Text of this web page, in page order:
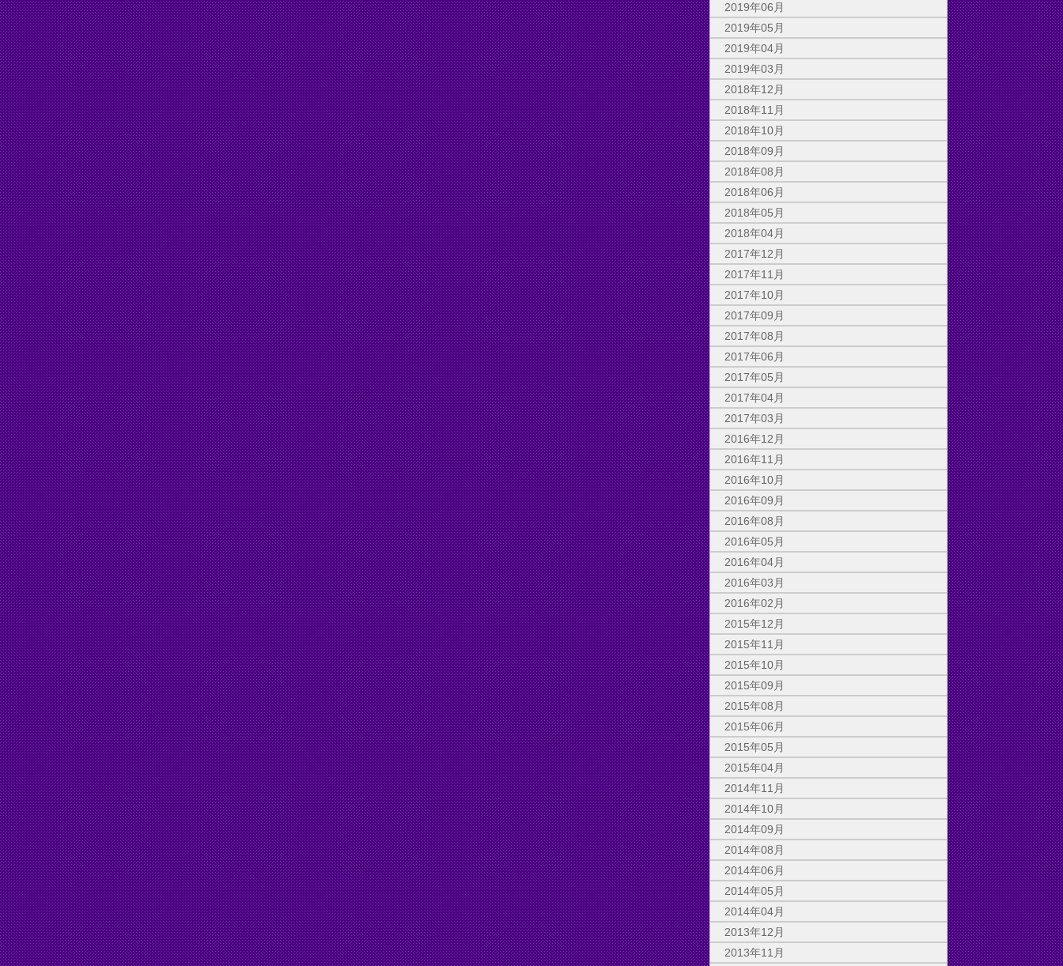
2019年06月
2019年05月
2019年04月
2019年03月
2018年12月
2018年11月
2018年10月
2018年09月
2018年08月
2018年06月
2018年05月
2018年04月
2017年12月
2017年11月
2017年10月
2017年09月
2017年08月
2017年06月
2017年05月
2017年04月
2017年03月
2016年12月
2016年11月
2016年10月
2016年09月
2016年08月
2016年05月
2016年04月
2016年03月
2016年02月
2015年12月
2015年11月
2015年10月
2015年09月
2015年08月
2015年06月
2015年05月
2015年04月
2014年11月
2014年10月
2014年09月
2014年08月
2014年06月
2014年05月
2014年04月
2013年12月
2013年11月